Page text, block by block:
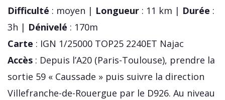
Difficulté : moyen | Longueur : 11 km | Durée :
3h | Dénivelé : 170m
Carte : IGN 1/25000 TOP25 2240ET Najac
Accès : Depuis l’A20 (Paris-Toulouse), prendre la
sortie 59 « Caussade » puis suivre la direction
Villefranche-de-Rouergue par le D926. Au niveau